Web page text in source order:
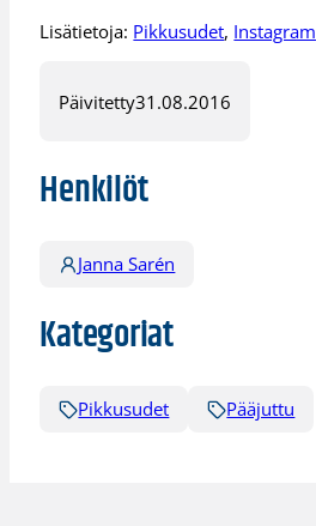
Lisätietoja: Pikkusudet, Instagram
Päivitetty31.08.2016
Henkilöt
Janna Sarén
Kategoriat
Pikkusudet Pääjuttu